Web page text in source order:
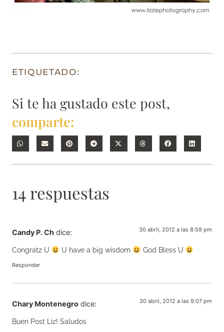
ETIQUETADO:
Si te ha gustado este post,
comparte:
14 respuestas
Candy P. Ch dice: 30 abril, 2012 a las 8:59 pm
Congratz U U have a big wisdom God Bless U
Responder
Chary Montenegro dice: 30 abril, 2012 a las 9:07 pm
Buen Post Liz! Saludos